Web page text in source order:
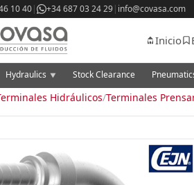
10 40| +34 687 03 24 29| info@covasa.com
Inicio
Hydraulics ▼ Stock Clearance
Hidráulicos/Terminales